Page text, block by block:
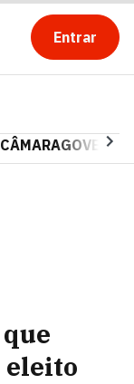
Entrar
CÂMARAGOVERNO
eleito